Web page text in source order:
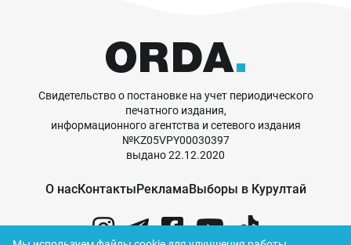
Свидетельство о постановке на учет периодического
печатного издания,
информационного агентства и сетевого издания
№KZ05VPY00030397
выдано 22.12.2020
О насКонтактыРекламаВыборы в Курултай